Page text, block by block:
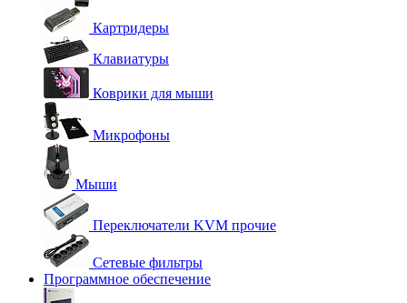
Картридеры
Клавиатуры
Коврики для мыши
Микрофоны
Мыши
Переключатели KVM прочие
Сетевые фильтры
Программное обеспечение